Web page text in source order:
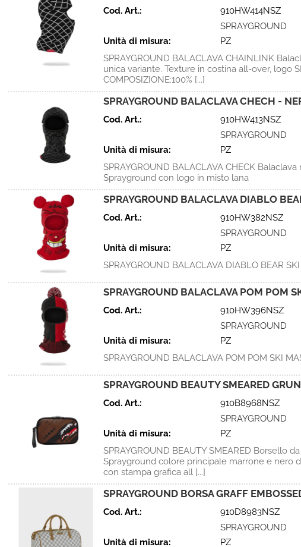
Cod. Art.:
910HW414NSZ
SPRAYGROUND
Unità di misura:
PZ
SPRAYGROUND BALACLAVA CHAINLINK
unica variante. Texture in costina all-over, logo
COMPOSIZIONE:100% [...]
SPRAYGROUND BALACLAVA CHECH -
Cod. Art.:
910HW413NSZ
SPRAYGROUND
Unità di misura:
PZ
SPRAYGROUND BALACLAVA CHECK
Sprayground con logo in misto lana
SPRAYGROUND BALACLAVA DIABLO
Cod. Art.:
910HW382NSZ
SPRAYGROUND
Unità di misura:
PZ
SPRAYGROUND BALACLAVA DIABLO BEAR
SPRAYGROUND BALACLAVA POM POM
Cod. Art.:
910HW396NSZ
SPRAYGROUND
Unità di misura:
PZ
SPRAYGROUND BALACLAVA POM POM SKI
SPRAYGROUND BEAUTY SMEARED
Cod. Art.:
910B8968NSZ
SPRAYGROUND
Unità di misura:
PZ
SPRAYGROUND BEAUTY SMEARED Borsello
Sprayground colore principale marrone e nero
con stampa grafica all [...]
SPRAYGROUND BORSA GRAFF
Cod. Art.:
910D8983NSZ
SPRAYGROUND
Unità di misura:
PZ